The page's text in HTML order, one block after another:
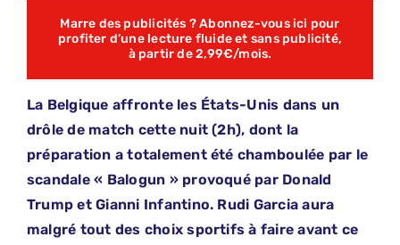
Marre des publicités ? Abonnez-vous ici pour
profiter d’une lecture fluide et sans publicité,
à partir de 2,99€/mois.
La Belgique affronte les États-Unis dans un
drôle de match cette nuit (2h), dont la
préparation a totalement été chamboulée par le
scandale « Balogun » provoqué par Donald
Trump et Gianni Infantino. Rudi Garcia aura
malgré tout des choix sportifs à faire avant ce